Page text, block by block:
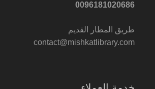
0096181020686
طريق المطار القديم
contact@mishkatlibrary.com